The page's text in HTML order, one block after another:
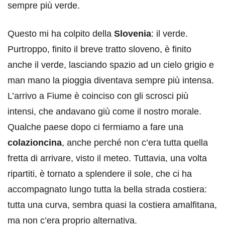
sempre più verde.
Questo mi ha colpito della Slovenia: il verde.
Purtroppo, finito il breve tratto sloveno, è finito
anche il verde, lasciando spazio ad un cielo grigio e
man mano la pioggia diventava sempre più intensa.
L’arrivo a Fiume è coinciso con gli scrosci più
intensi, che andavano giù come il nostro morale.
Qualche paese dopo ci fermiamo a fare una
colazioncina, anche perché non c’era tutta quella
fretta di arrivare, visto il meteo. Tuttavia, una volta
ripartiti, è tornato a splendere il sole, che ci ha
accompagnato lungo tutta la bella strada costiera:
tutta una curva, sembra quasi la costiera amalfitana,
ma non c’era proprio alternativa.